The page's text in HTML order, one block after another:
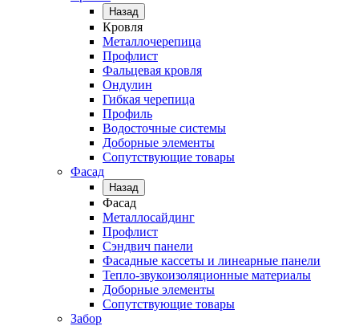
Назад
Кровля
Металлочерепица
Профлист
Фальцевая кровля
Ондулин
Гибкая черепица
Профиль
Водосточные системы
Доборные элементы
Сопутствующие товары
Фасад
Назад
Фасад
Металлосайдинг
Профлист
Сэндвич панели
Фасадные кассеты и линеарные панели
Тепло-звукоизоляционные материалы
Доборные элементы
Сопутствующие товары
Забор